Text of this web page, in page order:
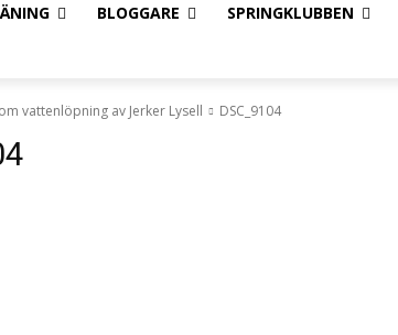
BLOGGARE SPRINGKLUBBEN
vattenlöpning av Jerker Lysell DSC_9104